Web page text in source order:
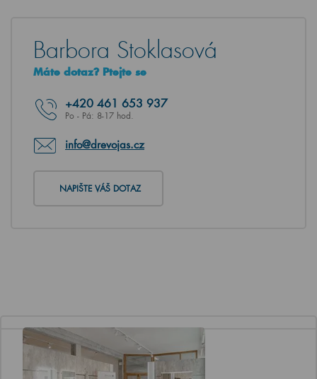
Barbora Stoklasová
Máte dotaz? Ptejte se
+420 461 653 937
Po - Pá: 8-17 hod.
info@drevojas.cz
NAPIŠTE VÁŠ DOTAZ